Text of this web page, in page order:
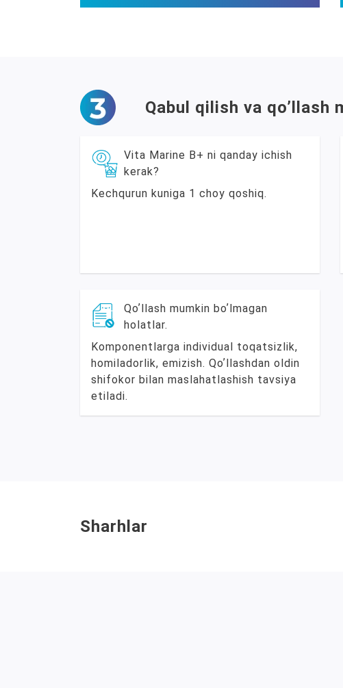
Qabul qilish va qoʼllash
Vita Marine B+ ni qanday ichish
kerak?
Kechqurun kuniga 1 choy qoshiq.
Qoʼllash mumkin boʼlmagan
holatlar.
Komponentlarga individual toqatsizlik,
homiladorlik, emizish. Qoʼllashdan oldin
shifokor bilan maslahatlashish tavsiya
etiladi.
Sharhlar